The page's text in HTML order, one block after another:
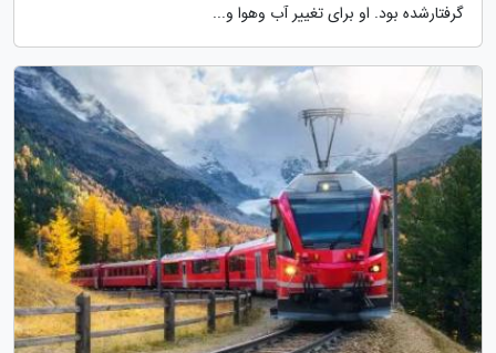
گرفتارشده بود. او برای تغییر آب وهوا و...